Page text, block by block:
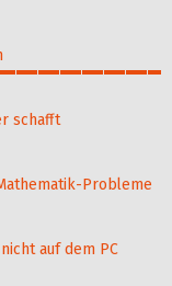
schafft
Pro­ble­me
auf dem PC